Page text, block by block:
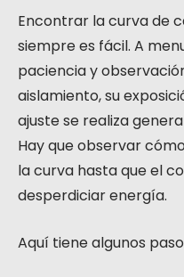
Encontrar la curva de
siempre es fácil. A
paciencia y
aislamiento, su
ajuste se realiza
Hay que observar
la curva hasta que el
desperdiciar energía.
Aquí tiene algunos